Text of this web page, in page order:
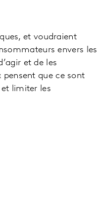
et voudraient
envers les
et de les
pensent que ce sont
limiter les